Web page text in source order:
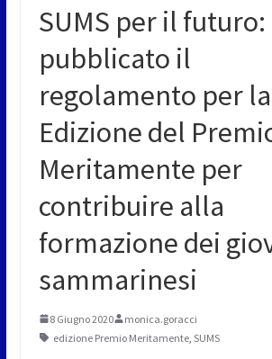
SUMS per il futuro:
pubblicato il
regolamento per la
Edizione del
Meritamente per
contribuire alla
formazione dei
sammarinesi
8 Giugno 2020
monica.goracci
edizione Premio Meritamente, SUMS